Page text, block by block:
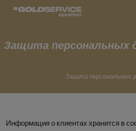
Защита персональных
Защита персональных
Информация о клиентах хранится в